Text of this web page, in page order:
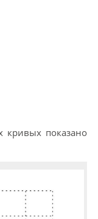
кривых показано